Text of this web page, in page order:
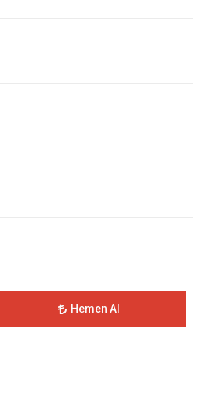
Hemen Al